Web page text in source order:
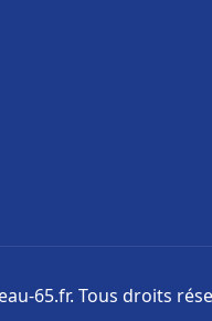
65.fr. Tous droits